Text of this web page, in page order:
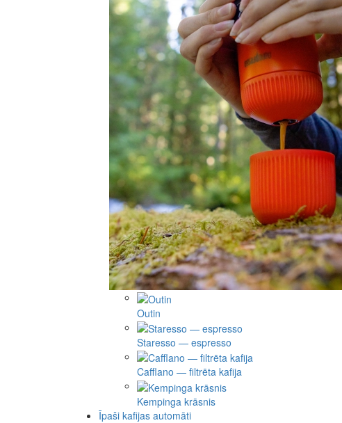
Outin
Staresso — espresso
Cafflano — filtrēta kafija
Kempinga krāsnis
Īpaši kafijas automāti